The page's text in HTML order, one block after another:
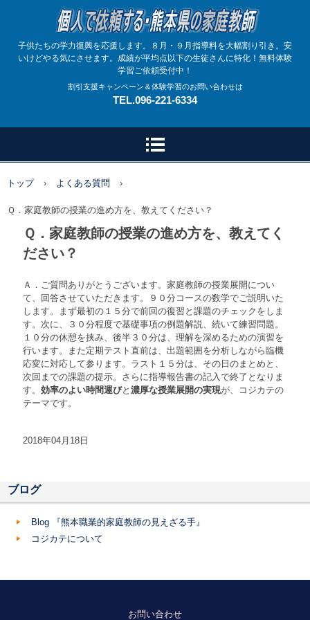
子供たちの学力復興を応援します。８月・９月指導料を大幅割り引き。安
いけどやる気にさせます。成績が平均点以下の生徒さんに特化！無料体験
学習ご依頼受付中！
割引支援キャンペーン＆体験学習のお問い合わせは
TEL.096-221-6334
トップ › よくある質問 ›
Ｑ．家庭教師の授業の進め方を、教えてください？
Ｑ．家庭教師の授業の進め方を、教えてく
ださい？
Ａ．ご質問ありがとうございます。家庭教師の授業展開につい
て、回答させていただきます。９０分コースの数学でご説明いた
します。まず最初の１５分で前回の復習と課題のチェックをしま
す。次に、３０分程度で基礎事項の例題解説、続いて練習問題。
１０分の休憩を挟み、後半３０分は、理解を深めるための演習を
行います。また定期テスト直前は、出題範囲を分析しながら臨機
応変に対応して参ります。ラスト１５分は、その日のまとめと、
次回までの課題の提示。さらに指導報告書の記入で終了となりま
す。 効率のよい時間運びと 濃厚な授業展開の実現が、コジカテの
テーマです。
2018年04月18日
ブログ
Blog 『熊本職業的家庭教師の見えざる手』
コジカテについて
お問い合わせ